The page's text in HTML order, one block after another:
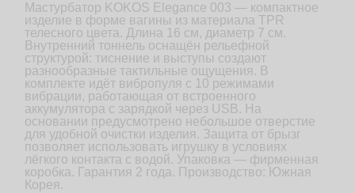
Мастурбатор KOKOS Elegance 003 — компактное
изделие в форме вагины из материала TPR
телесного цвета. Длина 16 см, диаметр 7 см.
Внутренний тоннель оснащён рельефной
структурой: тиснение и выступы создают
разнообразные тактильные ощущения. В
комплекте идёт вибропуля с 10 режимами
вибрации, работающая от встроенного
аккумулятора с зарядкой через USB. На
основании предусмотрено небольшое отверстие
для удобной очистки изделия. Защита от брызг
позволяет использовать игрушку в условиях
лёгкого контакта с водой. Упаковка — фирменная
коробка. Гарантия 2 года. Производство: Южная
Корея.